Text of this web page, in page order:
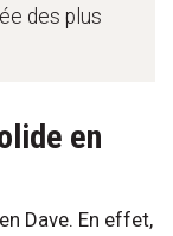
des plus
en
Dave. En effet,